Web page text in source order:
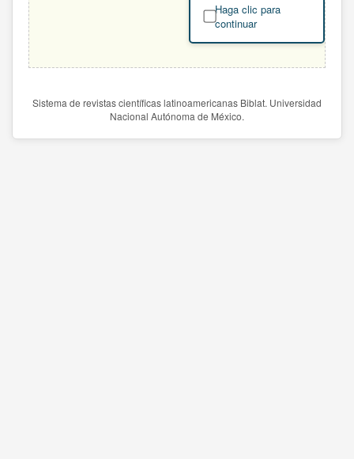
Haga clic para
continuar
Sistema de revistas científicas latinoamericanas Biblat. Universidad
Nacional Autónoma de México.